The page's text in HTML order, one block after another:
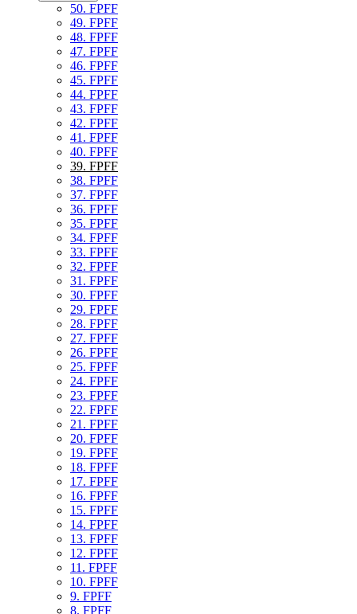
50. FPFF
49. FPFF
48. FPFF
47. FPFF
46. FPFF
45. FPFF
44. FPFF
43. FPFF
42. FPFF
41. FPFF
40. FPFF
39. FPFF
38. FPFF
37. FPFF
36. FPFF
35. FPFF
34. FPFF
33. FPFF
32. FPFF
31. FPFF
30. FPFF
29. FPFF
28. FPFF
27. FPFF
26. FPFF
25. FPFF
24. FPFF
23. FPFF
22. FPFF
21. FPFF
20. FPFF
19. FPFF
18. FPFF
17. FPFF
16. FPFF
15. FPFF
14. FPFF
13. FPFF
12. FPFF
11. FPFF
10. FPFF
9. FPFF
8. FPFF